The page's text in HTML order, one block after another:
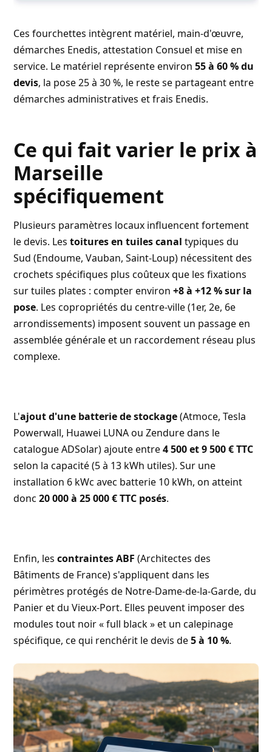
Ces fourchettes intègrent matériel, main-d'œuvre,
démarches Enedis, attestation Consuel et mise en
service. Le matériel représente environ55 à 60 % du
devis, la pose 25 à 30 %, le reste se partageant entre
démarches administratives et frais Enedis.
Ce qui fait varier le prix à
Marseille
spécifiquement
Plusieurs paramètres locaux influencent fortement
le devis. Lestoitures en tuiles canal typiques du
Sud (Endoume, Vauban, Saint-Loup) nécessitent des
crochets spécifiques plus coûteux que les fixations
sur tuiles plates : compter environ+8 à +12 % sur la
pose. Les copropriétés du centre-ville (1er, 2e, 6e
arrondissements) imposent souvent un passage en
assemblée générale et un raccordement réseau plus
complexe.
L'ajout d'une batterie de stockage(Atmoce, Tesla
Powerwall, Huawei LUNA ou Zendure dans le
catalogue ADSolar) ajoute entre4 500 et 9 500 € TTC
selon la capacité (5 à 13 kWh utiles). Sur une
installation 6 kWc avec batterie 10 kWh, on atteint
donc20 000 à 25 000 € TTC posés.
Enfin, lescontraintes ABF (Architectes des
Bâtiments de France) s'appliquent dans les
périmètres protégés de Notre-Dame-de-la-Garde, du
Panier et du Vieux-Port. Elles peuvent imposer des
modules tout noir « full black » et un calepinage
spécifique, ce qui renchérit le devis de5 à 10 %.